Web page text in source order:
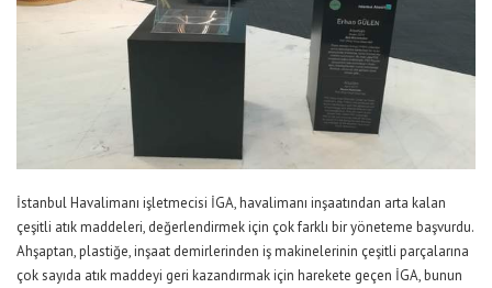
İstanbul Havalimanı işletmecisi İGA, havalimanı inşaatından arta kalan
çeşitli atık maddeleri, değerlendirmek için çok farklı bir yöneteme başvurdu.
Ahşaptan, plastiğe, inşaat demirlerinden iş makinelerinin çeşitli parçalarına
çok sayıda atık maddeyi geri kazandırmak için harekete geçen İGA, bunun